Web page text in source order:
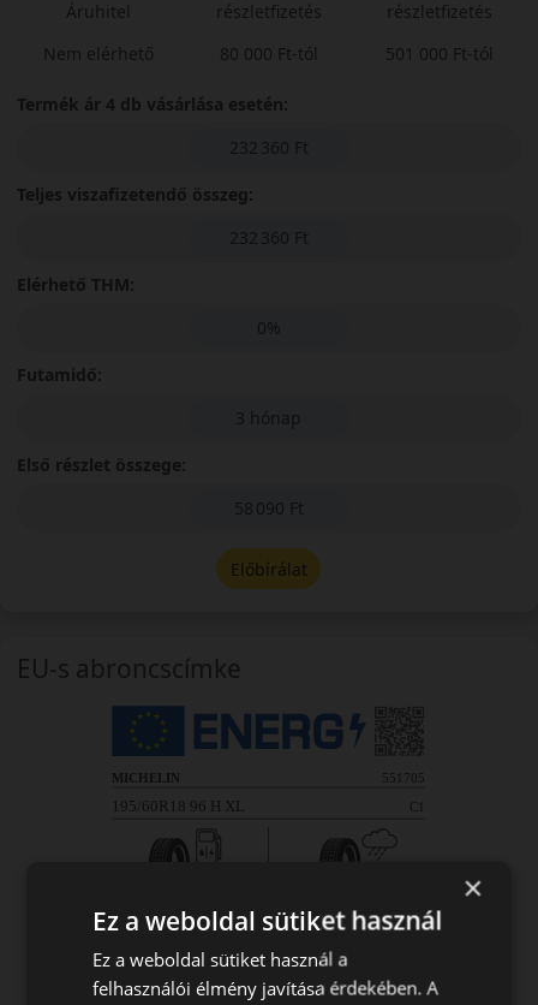
Áruhitel
Nem elérhető
részletfizetés
80 000 Ft-tól
részletfizetés
501 000 Ft-tól
Termék ár 4 db vásárlása esetén:
232 360 Ft
Teljes viszafizetendő összeg:
232 360 Ft
Elérhető THM:
0%
Futamidő:
3 hónap
Első részlet összege:
58 090 Ft
Előbírálat
EU-s abroncscímke
×
Ez a weboldal sütiket használ
Ez a weboldal sütiket használ a
felhasználói élmény javítása érdekében. A